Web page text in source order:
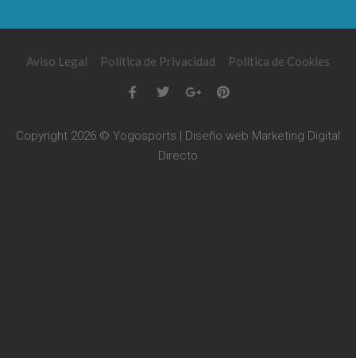
Aviso Legal Política de Privacidad Política de Cookies
Copyright 2026 © Yogosports | Diseño web Marketing Digital
Directo